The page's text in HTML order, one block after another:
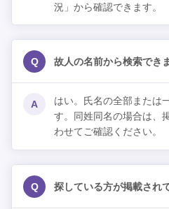
況」から確認できます。
Q 故人の名前から検索でき
A
はい。氏名の全部または
す。同姓同名の場合は、
わせてご確認ください。
Q 探している方が掲載され